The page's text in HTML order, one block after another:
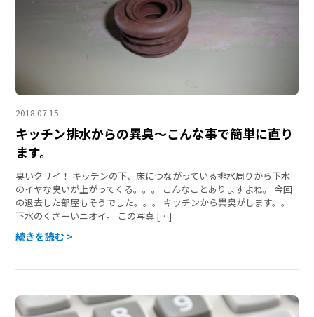
2018.07.15
キッチン排水からの異臭～こんな事で簡単に直り
ます。
臭いクサイ！ キッチンの下、床につながっている排水周りから下水
のイヤな臭いが上がってくる。。。 こんなことありますよね。 今回
の退去した部屋もそうでした。。。 キッチンから異臭がします。。
下水のくさーいニオイ。 この写真 […]
続きを読む >